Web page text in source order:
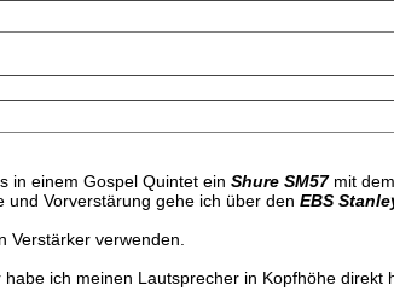
in einem Gospel Quintet ein Shure SM57mit
Vorverstärung gehe ich über den EBS
Verstärker verwenden.
ich meinen Lautsprecher in Kopfhöhe direkt